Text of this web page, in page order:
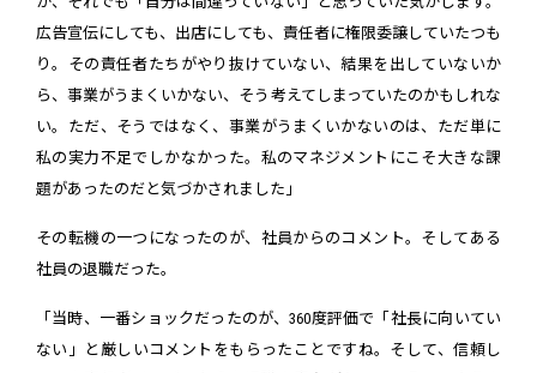
広告宣伝にしても、出店にしても、責任者に権限委譲していたつも
り。その責任者たちがやり抜けていない、結果を出していないか
ら、事業がうまくいかない、そう考えてしまっていたのかもしれな
い。ただ、そうではなく、事業がうまくいかないのは、ただ単に
私の実力不足でしかなかった。私のマネジメントにこそ大きな課
題があったのだと気づかされました」
その転機の一つになったのが、社員からのコメント。そしてある
社員の退職だった。
「当時、一番ショックだったのが、360度評価で「社長に向いてい
ない」と厳しいコメントをもらったことですね。そして、信頼し